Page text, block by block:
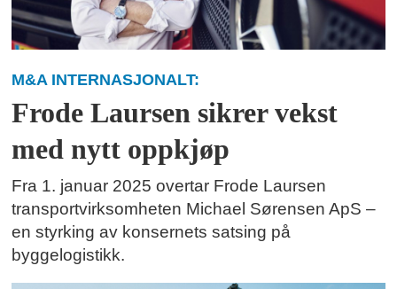
M&A INTERNASJONALT:
Frode Laursen sikrer vekst
med nytt oppkjøp
Fra 1. januar 2025 overtar Frode Laursen
transportvirksomheten Michael Sørensen ApS –
en styrking av konsernets satsing på
byggelogistikk.